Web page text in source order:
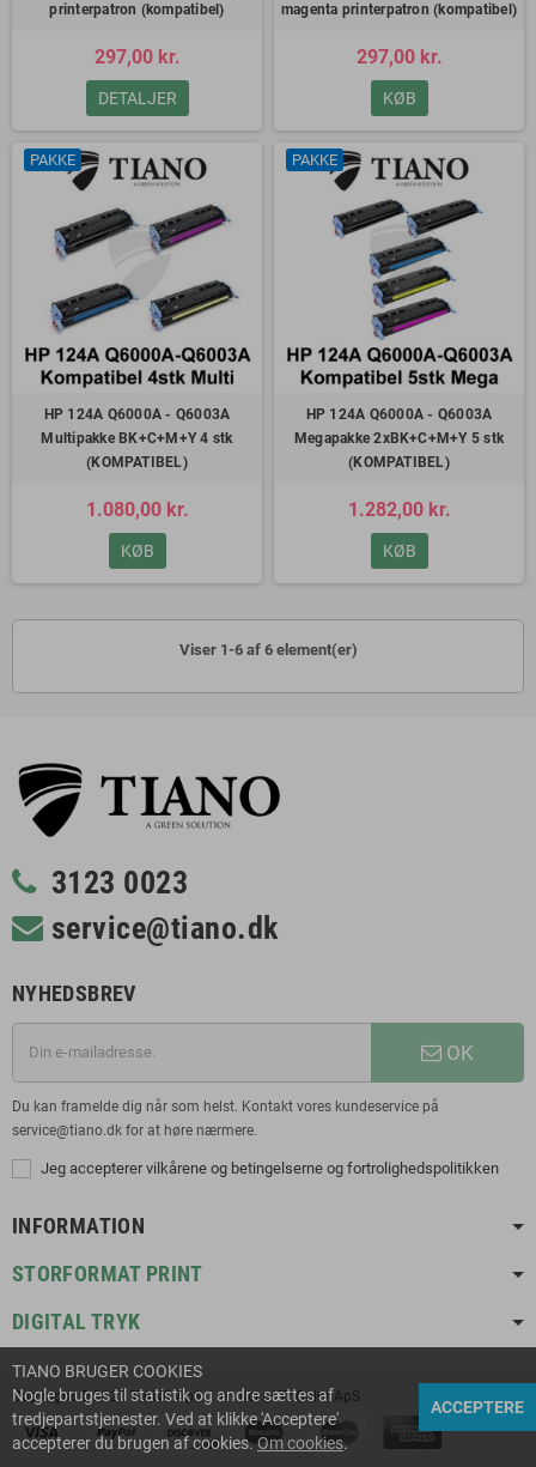
printerpatron (kompatibel)
297,00 kr.
DETALJER
magenta printerpatron (kompatibel)
297,00 kr.
KØB
PAKKE
HP 124A Q6000A - Q6003A
Multipakke BK+C+M+Y 4 stk
(KOMPATIBEL)
1.080,00 kr.
KØB
PAKKE
HP 124A Q6000A - Q6003A
Megapakke 2xBK+C+M+Y 5 stk
(KOMPATIBEL)
1.282,00 kr.
KØB
Viser 1-6 af 6 element(er)
3123 0023
service@tiano.dk
NYHEDSBREV
OK
Du kan framelde dig når som helst. Kontakt vores kundeservice på
service@tiano.dk for at høre nærmere.
Jeg accepterer vilkårene og betingelserne og fortrolighedspolitikken
INFORMATION
STORFORMAT PRINT
DIGITAL TRYK
Copyright © 2021 TIANO ApS | en del af TriColor ApS
TIANO BRUGER COOKIES
Nogle bruges til statistik og andre sættes af
tredjepartstjenester. Ved at klikke 'Acceptere'
accepterer du brugen af cookies.Om cookies.
ACCEPTERE